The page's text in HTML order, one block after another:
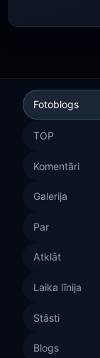
Fotoblogs
TOP
Komentāri
Galerija
Par
Atklāt
Laika līnija
Stāsti
Blogs